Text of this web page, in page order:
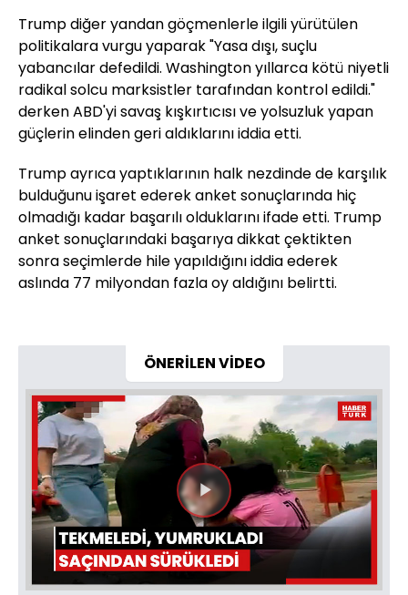
Trump diğer yandan göçmenlerle ilgili yürütülen
politikalara vurgu yaparak "Yasa dışı, suçlu
yabancılar defedildi. Washington yıllarca kötü niyetli
radikal solcu marksistler tarafından kontrol edildi."
derken ABD'yi savaş kışkırtıcısı ve yolsuzluk yapan
güçlerin elinden geri aldıklarını iddia etti.
Trump ayrıca yaptıklarının halk nezdinde de karşılık
bulduğunu işaret ederek anket sonuçlarında hiç
olmadığı kadar başarılı olduklarını ifade etti. Trump
anket sonuçlarındaki başarıya dikkat çektikten
sonra seçimlerde hile yapıldığını iddia ederek
aslında 77 milyondan fazla oy aldığını belirtti.
ÖNERİLEN VİDEO
Videoyu
Oynat